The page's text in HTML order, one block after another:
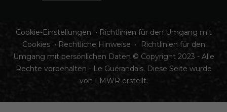
Cookie-Einstellungen • Richtlinien für den Umgang mit
Cookies• Rechtliche Hinweise •
Richtlinien für den
Umgang mit persönlichen Daten © Copyright 2023 - Alle
Rechte vorbehalten - Le Guérandais. Diese Seite wurde
von LMWR erstellt.